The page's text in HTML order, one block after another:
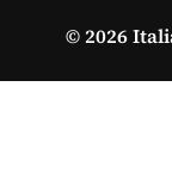
© 2026